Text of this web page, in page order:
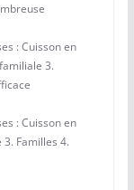
: Cuisson en
3.
: Cuisson en
Familles 4.